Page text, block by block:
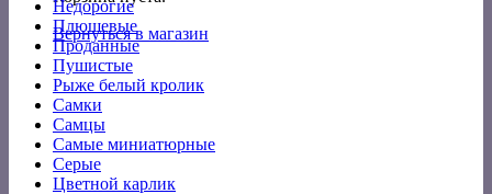
Вернуться в магазин
Недорогие
Плюшевые
Проданные
Пушистые
Рыже белый кролик
Самки
Самцы
Самые миниатюрные
Серые
Цветной карлик